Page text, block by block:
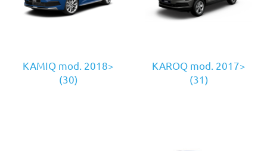
KAMIQ mod. 2018>
(30)
KAROQ mod. 2017>
(31)